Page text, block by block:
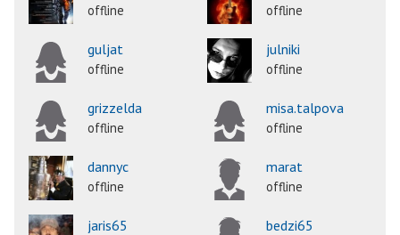
offline offline
guljat
offline
julniki
offline
grizzelda
offline
misa.talpova
offline
dannyc
offline
marat
offline
jaris65 bedzi65